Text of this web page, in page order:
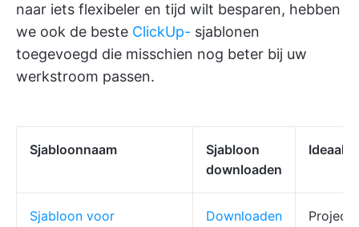
naar iets flexibeler en tijd wilt besparen, hebben
we ook de beste ClickUp- sjablonen
toegevoegd die misschien nog beter bij uw
werkstroom passen.
Sjabloonnaam
Sjabloon
downloaden
Ideaal
Sjabloon voor
Downloaden